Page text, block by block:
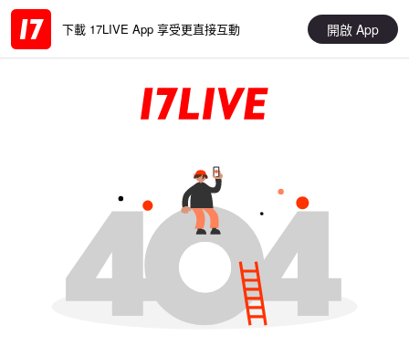
下載 17LIVE App 享受更直接互動 開啟 App